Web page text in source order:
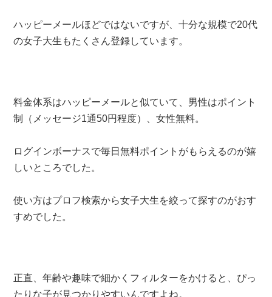
ハッピーメールほどではないですが、十分な規模で20代
の女子大生もたくさん登録しています。
料金体系はハッピーメールと似ていて、男性はポイント
制（メッセージ1通50円程度）、女性無料。
ログインボーナスで毎日無料ポイントがもらえるのが嬉
しいところでした。
使い方はプロフ検索から女子大生を絞って探すのがおす
すめでした。
正直、年齢や趣味で細かくフィルターをかけると、ぴっ
たりな子が見つかりやすいんですよね。